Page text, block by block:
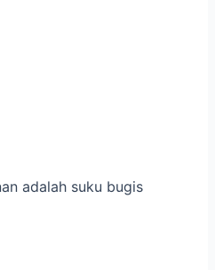
adalah suku bugis